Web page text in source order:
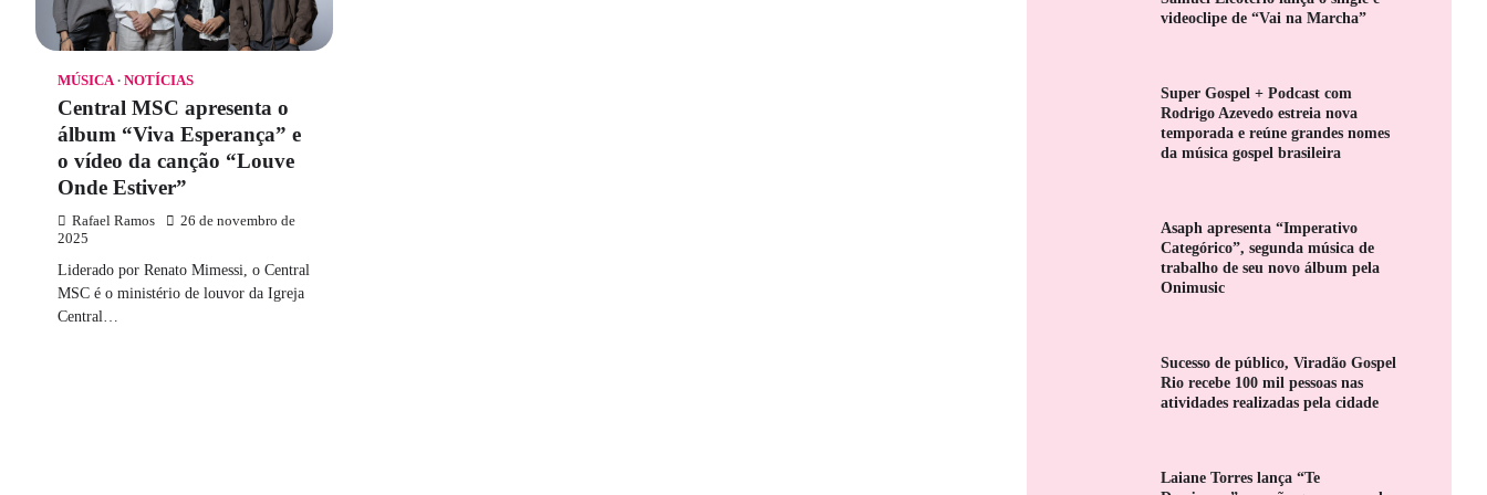
MÚSICA NOTÍCIAS
Central MSC apresenta o
álbum “Viva Esperança” e
o vídeo da canção “Louve
Onde Estiver”
Rafael Ramos
26 de novembro de
2025
Liderado por Renato Mimessi, o Central
MSC é o ministério de louvor da Igreja
Central…
videoclipe de “Vai na Marcha”
Super Gospel + Podcast com
Rodrigo Azevedo estreia nova
temporada e reúne grandes nomes
da música gospel brasileira
Asaph apresenta “Imperativo
Categórico”, segunda música de
trabalho de seu novo álbum pela
Onimusic
Sucesso de público, Viradão Gospel
Rio recebe 100 mil pessoas nas
atividades realizadas pela cidade
Laiane Torres lança “Te